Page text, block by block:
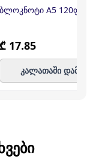
ბლოკნოტი A5
₾ 17.85
კალათაში